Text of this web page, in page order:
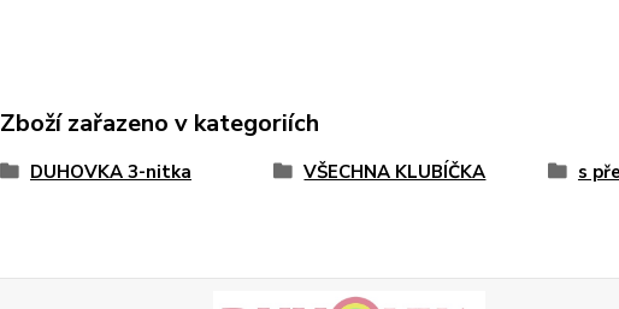
Zboží zařazeno v kategoriích
DUHOVKA 3-nitka VŠECHNA KLUBÍČKA s